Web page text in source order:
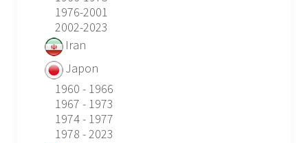
1976-2001
2002-2023
Iran
Japon
1960 - 1966
1967 - 1973
1974 - 1977
1978 - 2023